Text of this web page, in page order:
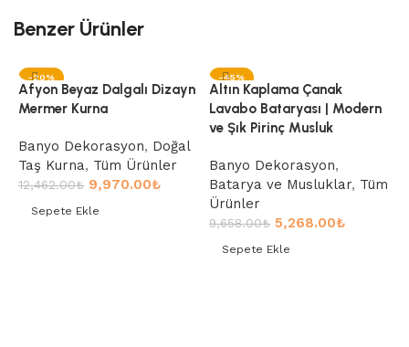
Benzer Ürünler
-20%
Afyon Beyaz Dalgalı Dizayn
Mermer Kurna
Banyo Dekorasyon, Doğal
Taş Kurna, Tüm Ürünler
12,462.00₺ 9,970.00₺
Sepete Ekle
-45%
Altın Kaplama Çanak
Lavabo Bataryası | Modern
ve Şık Pirinç Musluk
Banyo Dekorasyon,
Batarya ve Musluklar, Tüm
Ürünler
9,658.00₺ 5,268.00₺
Sepete Ekle